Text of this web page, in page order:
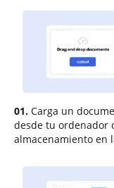
01. Carga un
desde tu ordenador
almacenamiento en